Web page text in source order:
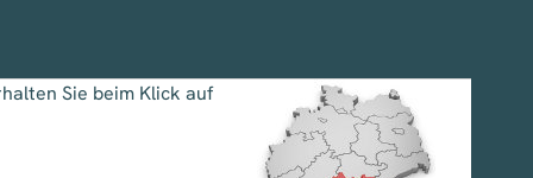
Sie beim Klick auf